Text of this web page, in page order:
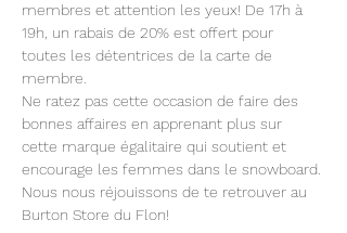
membres et attention les yeux! De 17h à
19h, un rabais de 20% est offert pour
toutes les détentrices de la carte de
membre.
Ne ratez pas cette occasion de faire des
bonnes affaires en apprenant plus sur
cette marque égalitaire qui soutient et
encourage les femmes dans le snowboard.
Nous nous réjouissons de te retrouver au
Burton Store du Flon!